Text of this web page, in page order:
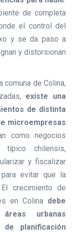
de completa
el control del
y se da paso a
y distorsionan
comuna de Colina,
existe una
de distinta
microempresas
como negocios
típico chilensis,
y fiscalizar
evitar que la
crecimiento de
en Colina debe
urbanas
planificación